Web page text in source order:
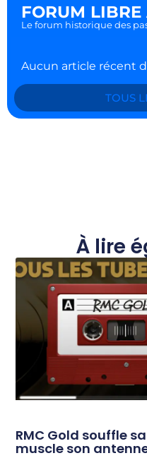
FORUM
Le forum historique des
Aucun article récent
TOUS
À lire
RMC Gold souffle
muscle son